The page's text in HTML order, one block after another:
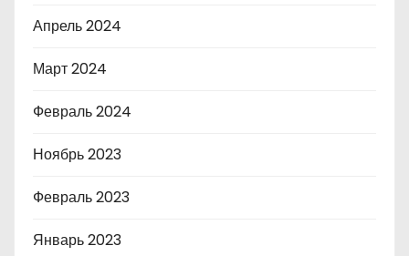
Апрель 2024
Март 2024
Февраль 2024
Ноябрь 2023
Февраль 2023
Январь 2023